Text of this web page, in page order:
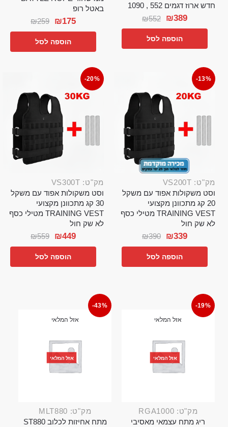
חדש ארוז דגמים 552 , 1090
₪552 ₪389
הוספה לסל
באטל רופ
₪259 ₪175
הוספה לסל
-13%
מק"ט: VS200T
וסט משקולות אפוד עם משקל
20 קג מתכוונן מקצועי
TRAINING VEST מטילי כסף
לא שק חול
₪390 ₪339
הוספה לסל
-20%
מק"ט: VS300T
וסט משקולות אפוד עם משקל
30 קג מתכוונן מקצועי
TRAINING VEST מטילי כסף
לא שק חול
₪559 ₪449
הוספה לסל
-19%
אזל המלאי
אזל המלאי
מק"ט: RGA1000
ריג מתח עצמאי מאסיבי
-43%
אזל המלאי
אזל המלאי
מק"ט: MLT880
מתח אחיזות לכלוב ST880